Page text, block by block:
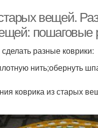
вещей.
пошаговые
разные коврики:
нить;обернуть
коврика из старых